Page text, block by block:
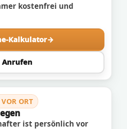
kostenfrei und
Kalkulator
Anrufen
ORT
ist persönlich vor